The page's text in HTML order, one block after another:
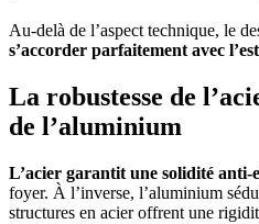
Au-delà de l’aspect technique, le
s’accorder parfaitement avec
La robustesse de
de l’aluminium
L’acier garantit une solidité
foyer. À l’inverse, l’aluminium
structures en acier offrent une